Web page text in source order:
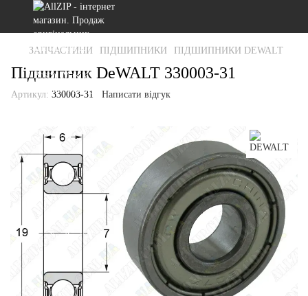
ЗАПЧАСТИНИ ПІДШИПНИКИ ПІДШИПНИКИ DEWALT
Підшипник DeWALT 330003-31
Артикул: 330003-31 Написати відгук